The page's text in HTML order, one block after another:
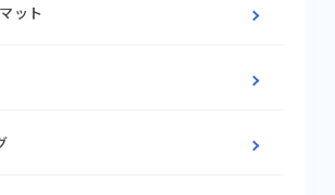
ット